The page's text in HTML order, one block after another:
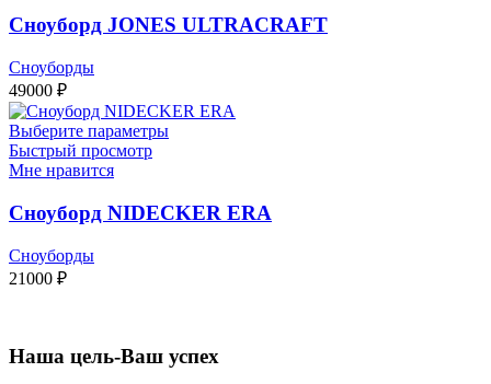
Сноуборд JONES ULTRACRAFT
Сноуборды
49000 ₽
Выберите параметры
Быстрый просмотр
Мне нравится
Сноуборд NIDECKER ERA
Сноуборды
21000 ₽
Наша цель-Ваш успех